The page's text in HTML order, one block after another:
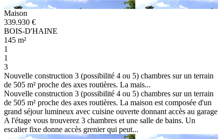
Maison
339.930 €
BOIS-D'HAINE
145 m²
1
1
3
Nouvelle construction 3 (possibilité 4 ou 5) chambres sur un terrain
de 505 m² proche des axes routières. La mais...
Nouvelle construction 3 (possibilité 4 ou 5) chambres sur un terrain
de 505 m² proche des axes routières. La maison est composée d'un
grand séjour lumineux avec cuisine ouverte donnant accès au garage
A l'étage vous trouverez 3 chambres et une salle de bains. Un
escalier fixe donne accès grenier qui peut...